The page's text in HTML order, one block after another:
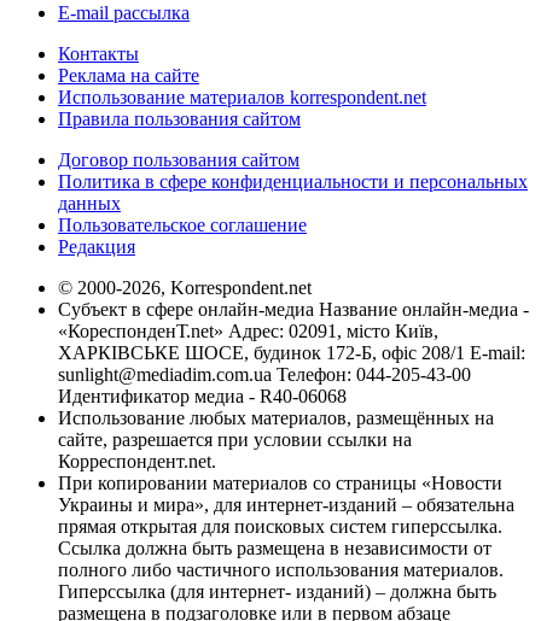
E-mail рассылка
Контакты
Реклама на сайте
Использование материалов korrespondent.net
Правила пользования сайтом
Договор пользования сайтом
Политика в сфере конфиденциальности и персональных
данных
Пользовательское соглашение
Редакция
© 2000-2026, Korrespondent.net
Субъект в сфере онлайн-медиа Название онлайн-медиа -
«КореспонденТ.net» Адрес: 02091, місто Київ,
ХАРКІВСЬКЕ ШОСЕ, будинок 172-Б, офіс 208/1 E-mail:
sunlight@mediadim.com.ua Телефон: 044-205-43-00
Идентификатор медиа - R40-06068
Использование любых материалов, размещённых на
сайте, разрешается при условии ссылки на
Корреспондент.net.
При копировании материалов со страницы «Новости
Украины и мира», для интернет-изданий – обязательна
прямая открытая для поисковых систем гиперссылка.
Ссылка должна быть размещена в независимости от
полного либо частичного использования материалов.
Гиперссылка (для интернет- изданий) – должна быть
размещена в подзаголовке или в первом абзаце